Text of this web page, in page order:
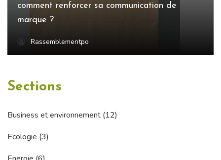
comment renforcer sa communication de
marque ?
Rassemblementpo
Sections
Business et environnement (12)
Ecologie (3)